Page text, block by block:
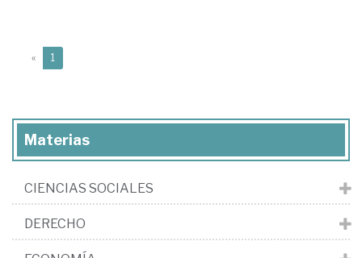
« 1
Materias
CIENCIAS SOCIALES
DERECHO